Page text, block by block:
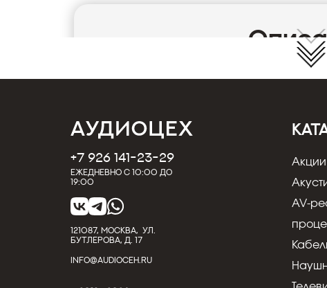
передаются подключенные к линии тактовые
всеми видами бытовой техники,
источниками энергосбережения в
техническим неисправностям во всех
Кроме того - серия распределителей
подключенные устройства током „чистым от
проводимости и высокая токовая нагрузка
Разветвитель электропитания для бытовой
до 250 V и с фильтрацией ВЧ помех 8 розетки
49440.
+7 926 141-23-29
Ежедневно с 10:00 до
19:00
121087, МОСКВА, УЛ.
БУТЛЕРОВА, Д. 17
INFO@AUDIOCEH.RU
Акции
AV-